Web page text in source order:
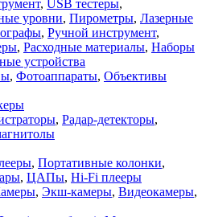
, USB тестеры,
уровни, Пирометры, Лазерные
, Ручной инструмент,
, Расходные материалы, Наборы
устройства
, Фотоаппараты, Объективы
, Радар-детекторы,
, Портативные колонки,
, ЦАПы, Hi-Fi плееры
, Экш-камеры, Видеокамеры,